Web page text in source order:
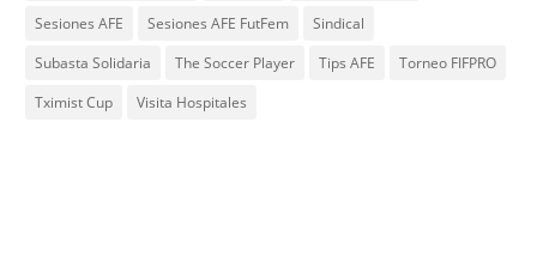
Sesiones AFE
Sesiones AFE FutFem
Sindical
Subasta Solidaria
The Soccer Player Tips AFE
Torneo FIFPRO
Tximist Cup
Visita Hospitales